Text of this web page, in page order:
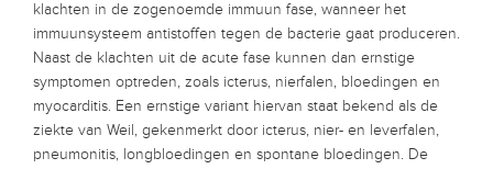
klachten in de zogenoemde immuun fase, wanneer het
immuunsysteem antistoffen tegen de bacterie gaat produceren.
Naast de klachten uit de acute fase kunnen dan ernstige
symptomen optreden, zoals icterus, nierfalen, bloedingen en
myocarditis. Een ernstige variant hiervan staat bekend als de
ziekte van Weil, gekenmerkt door icterus, nier- en leverfalen,
pneumonitis, longbloedingen en spontane bloedingen. De